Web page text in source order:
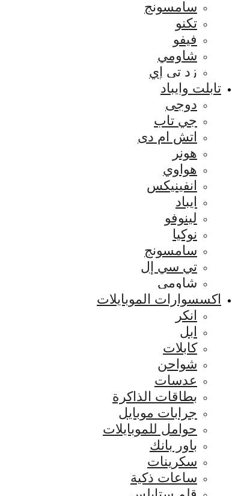
سامسونج
تكنو
فيفو
شاومي
زد تي إي
تابلت وايباد
دوجى
جي تاب
اتش ام دى
هونر
هواوي
انفينيكس
ايباد
لينوفو
نوكيا
سامسونج
تي سي إل
شاومي
اكسسوارات الموبايلات
انكر
ابل
كابلات
شواحن
عدسات
بطاقات الذاكرة
جرابات موبايل
حوامل للموبايلات
باور بانك
سكرينات
ساعات ذكية